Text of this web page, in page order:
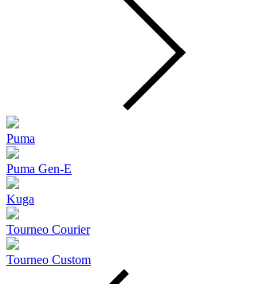
Puma
Puma Gen‑E
Kuga
Tourneo Courier
Tourneo Custom